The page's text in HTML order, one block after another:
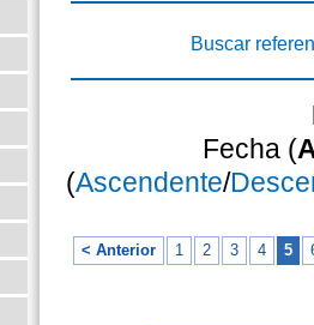
Buscar
Fecha (
(Ascendente/
< Anterior 1 2 3 4 5